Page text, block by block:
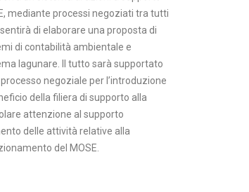
mediante processi negoziati tra tutti
di elaborare una proposta di
di contabilità ambientale e
lagunare. Il tutto sarà supportato
negoziale per l’introduzione
della filiera di supporto alla
attenzione al supporto
delle attività relative alla
del MOSE.